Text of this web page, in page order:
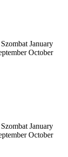
January
October
January
October